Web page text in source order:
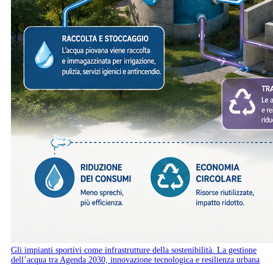
Gli impianti sportivi come infrastrutture della sostenibilità. La gestione
dell’acqua tra Agenda 2030, innovazione tecnologica e resilienza urbana